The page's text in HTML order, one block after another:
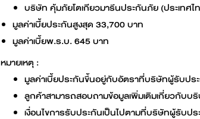
บริษัท คุ้มภัยโตเกียวมารีนประกันภัย (ประเทศ
มูลค่าเบี้ยประกันสูงสุด 33,700 บาท
มูลค่าเบี้ยพ.ร.บ. 645 บาท
หมายเหตุ :
มูลค่าเบี้ยประกันขึ้นอยู่กับอัตราที่บริษัทผู้รับประ
ลูกค้าสามารถสอบถามข้อมูลเพิ่มเติมเกี่ยวกับ
เงื่อนไขการรับประกันเป็นไปตามที่บริษัทผู้รับป